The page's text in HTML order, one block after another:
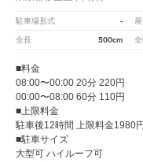
駐車場形式 -
全長 500cm
■料金
08:00〜00:00 20分 220円
00:00〜08:00 60分 110円
■上限料金
駐車後12時間 上限料金1980円
■駐車サイズ
大型可 ハイルーフ可